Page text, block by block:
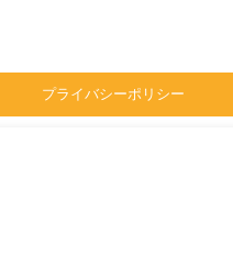
プライバシーポリシー